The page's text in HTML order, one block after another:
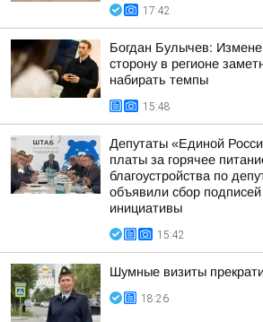
17:42
Богдан Булычев:
сторону в регионе
набирать темпы
15:48
Депутаты «Единой
платы за горячее
благоустройства по
объявили сбор
инициативы
15:42
Шумные визиты
18:26